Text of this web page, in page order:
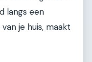
langs een
je huis, maakt